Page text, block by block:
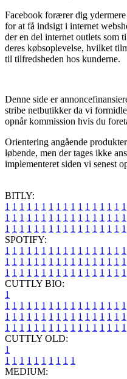
Facebook forærer dig
for at få indsigt i internet
der en del internet outlets som
deres købsoplevelse, hvilket
til tilfredsheden hos kunderne.
Denne side er
stribe netbutikker da vi
opnår kommission hvis du
Orientering angående
løbende, men der tages ikke
implementeret siden vi senest
BITLY:
1 1 1 1 1 1 1 1 1 1 1 1 1 1 1 1 1
1 1 1 1 1 1 1 1 1 1 1 1 1 1 1 1 1
1 1 1 1 1 1 1 1 1 1 1 1 1 1 1 1 1
SPOTIFY:
1 1 1 1 1 1 1 1 1 1 1 1 1 1 1 1 1
1 1 1 1 1 1 1 1 1 1 1 1 1 1 1 1 1
1 1 1 1 1 1 1 1 1 1 1 1 1 1 1 1 1
CUTTLY BIO:
1
1 1 1 1 1 1 1 1 1 1 1 1 1 1 1 1 1
1 1 1 1 1 1 1 1 1 1 1 1 1 1 1 1 1
1 1 1 1 1 1 1 1 1 1 1 1 1 1 1 1 1
CUTTLY OLD:
1
1 1 1 1 1 1 1 1 1 1
MEDIUM: